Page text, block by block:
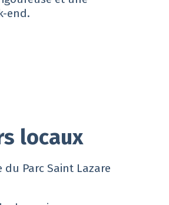
end.
locaux
Parc Saint Lazare